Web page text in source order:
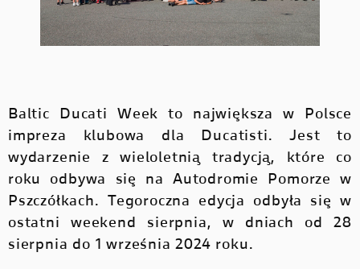
Baltic Ducati Week to największa w Polsce
impreza klubowa dla Ducatisti.
Jest to
wydarzenie z wieloletnią tradycją, które co
roku odbywa się na Autodromie Pomorze w
Pszczółkach. Tegoroczna edycja odbyła się w
ostatni weekend sierpnia, w dniach od 28
sierpnia do 1 września 2024 roku.